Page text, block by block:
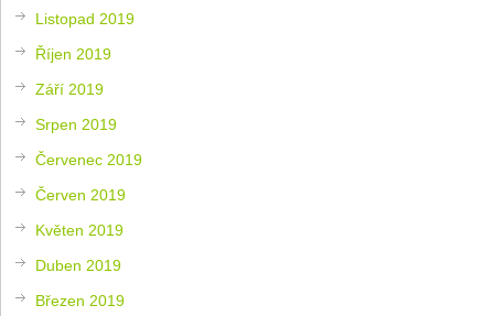
Listopad 2019
Říjen 2019
Září 2019
Srpen 2019
Červenec 2019
Červen 2019
Květen 2019
Duben 2019
Březen 2019